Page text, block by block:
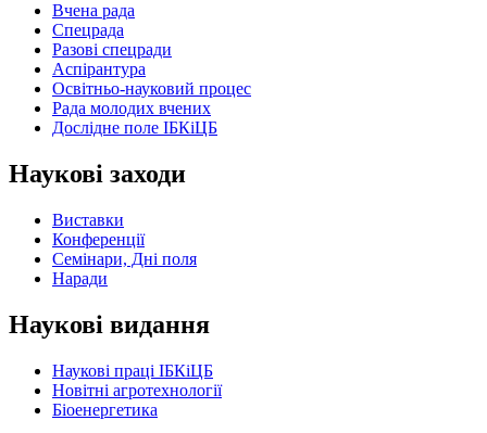
Вчена рада
Спецрада
Разові спецради
Аспірантура
Освітньо-науковий процес
Рада молодих вчених
Дослідне поле ІБКіЦБ
Наукові заходи
Виставки
Конференції
Семінари, Дні поля
Наради
Наукові видання
Наукові праці ІБКіЦБ
Новітні агротехнології
Бiоенергетика